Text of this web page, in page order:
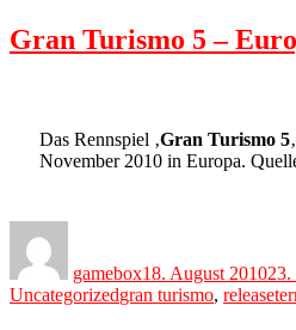
Gran Turismo 5 –
Das Rennspiel ‚Gran Turismo 5
November 2010 in Europa.
gamebox18. August 201023.
UncategorizedTags
gran turismo,